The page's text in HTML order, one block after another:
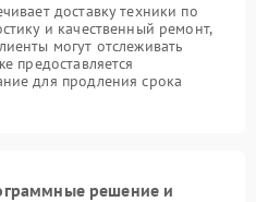
доставку техники по
и качественный ремонт,
могут отслеживать
предоставляется
для продления срока
решение и